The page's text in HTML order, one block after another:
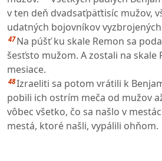
v ten deň dvadsaťpäťtisíc mužov,
udatných bojovníkov
47 Na púšť ku skale Remon sa
šesťsto mužom. A zostali na skale
mesiace.
48Izraeliti sa potom vrátili k
pobili ich ostrím meča od mužov
vôbec všetko, čo sa našlo v
mestá, ktoré našli, vypálili ohňom.